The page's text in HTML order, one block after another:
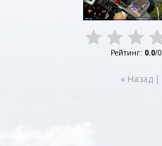
Рейтинг: 0.0/0
« Назад |